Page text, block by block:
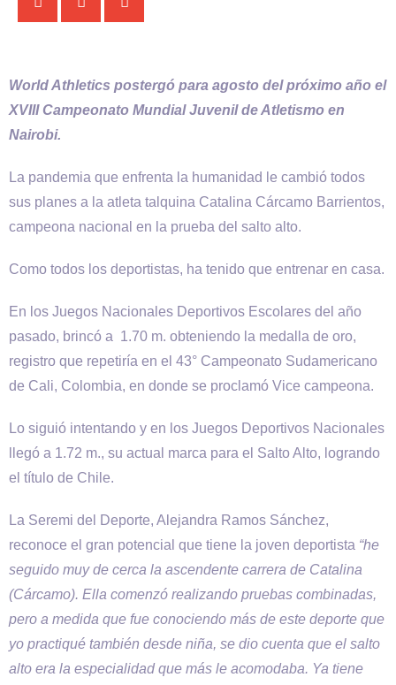
World Athletics postergó para agosto del próximo año el
XVIII Campeonato Mundial Juvenil de Atletismo en
Nairobi.
La pandemia que enfrenta la humanidad le cambió todos
sus planes a la atleta talquina Catalina Cárcamo Barrientos,
campeona nacional en la prueba del salto alto.
Como todos los deportistas, ha tenido que entrenar en casa.
En los Juegos Nacionales Deportivos Escolares del año
pasado, brincó a 1.70 m. obteniendo la medalla de oro,
registro que repetiría en el 43° Campeonato Sudamericano
de Cali, Colombia, en donde se proclamó Vice campeona.
Lo siguió intentando y en los Juegos Deportivos Nacionales
llegó a 1.72 m., su actual marca para el Salto Alto, logrando
el título de Chile.
La Seremi del Deporte, Alejandra Ramos Sánchez,
reconoce el gran potencial que tiene la joven deportista “he
seguido muy de cerca la ascendente carrera de Catalina
(Cárcamo). Ella comenzó realizando pruebas combinadas,
pero a medida que fue conociendo más de este deporte que
yo practiqué también desde niña, se dio cuenta que el salto
alto era la especialidad que más le acomodaba. Ya tiene